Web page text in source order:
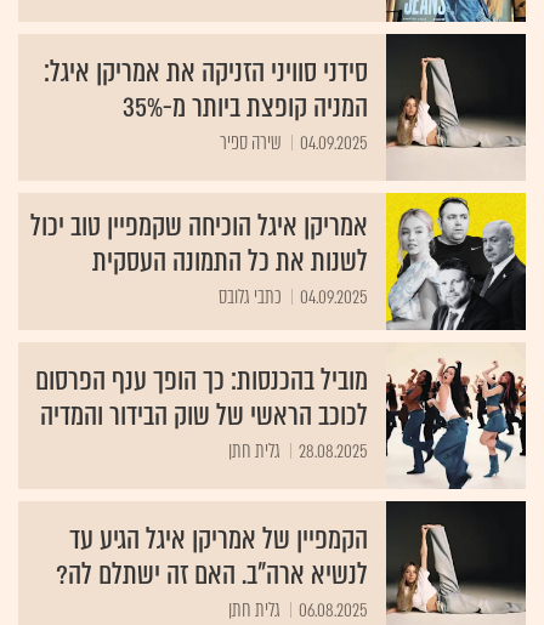
סידני סוויני הזניקה את אמריקן איגל:
המניה קופצת ביותר מ-35%
04.09.2025 שירה ספיר
אמריקן איגל הוכיחה שקמפיין טוב יכול
לשנות את כל התמונה העסקית
04.09.2025 כתבי גלובס
מוביל בהכנסות: כך הופך ענף הפרסום
לכוכב הראשי של שוק הבידור והמדיה
28.08.2025 גלית חתן
הקמפיין של אמריקן איגל הגיע עד
לנשיא ארה"ב. האם זה ישתלם לה?
06.08.2025 גלית חתן